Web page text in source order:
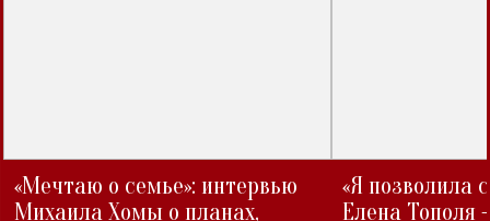
«Мечтаю о семье»: интервью
Михаила Хомы о планах,
«Я позволила
Елена Тополя